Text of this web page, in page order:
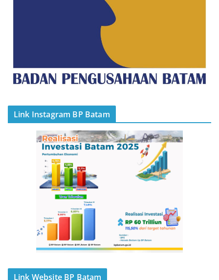
Link Instagram BP Batam
Link Website BP Batam